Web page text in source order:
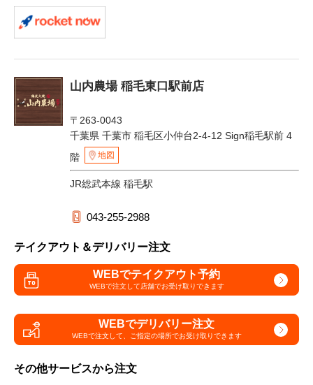
山内農場 稲毛東口駅前店
〒263-0043
千葉県 千葉市 稲毛区小仲台2-4-12 Sign稲毛駅前 4
階
地図
JR総武本線 稲毛駅
043-255-2988
テイクアウト＆デリバリー注文
WEBでテイクアウト予約
WEBで注文して店舗でお受け取りできます
WEBでデリバリー注文
WEBで注文して、 ご指定の場所でお受け取りできます
その他サービスから注文